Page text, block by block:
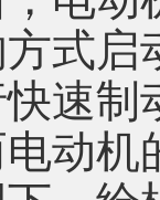
式
速
动